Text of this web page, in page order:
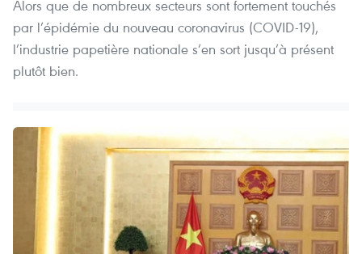
Alors que de nombreux secteurs sont fortement touchés
par l’épidémie du nouveau coronavirus (COVID-19),
l’industrie papetière nationale s’en sort jusqu’à présent
plutôt bien.